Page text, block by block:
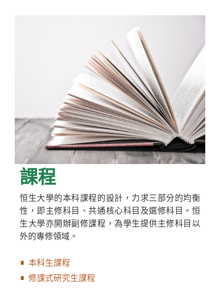
課程
恒生大學的本科課程的設計，力求三部分的均衡
性，即主修科目、共通核心科目及選修科目。恒
生大學亦開辦副修課程，為學生提供主修科目以
外的專修領域。
本科生課程
修課式研究生課程